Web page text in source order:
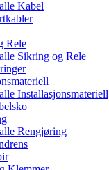
Kabel
Rele
Sikring og Rele
Installasjonsmateriell
Rengjøring